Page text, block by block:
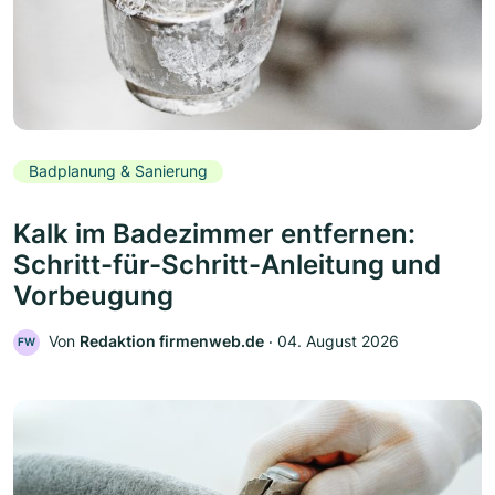
Badplanung & Sanierung
Kalk im Badezimmer entfernen:
Schritt-für-Schritt-Anleitung und
Vorbeugung
FW Von Redaktion firmenweb.de ‧ 04. August 2026